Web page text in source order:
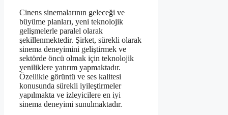
Cinens sinemalarının geleceği ve
büyüme planları, yeni teknolojik
gelişmelerle paralel olarak
şekillenmektedir. Şirket, sürekli olarak
sinema deneyimini geliştirmek ve
sektörde öncü olmak için teknolojik
yeniliklere yatırım yapmaktadır.
Özellikle görüntü ve ses kalitesi
konusunda sürekli iyileştirmeler
yapılmakta ve izleyicilere en iyi
sinema deneyimi sunulmaktadır.